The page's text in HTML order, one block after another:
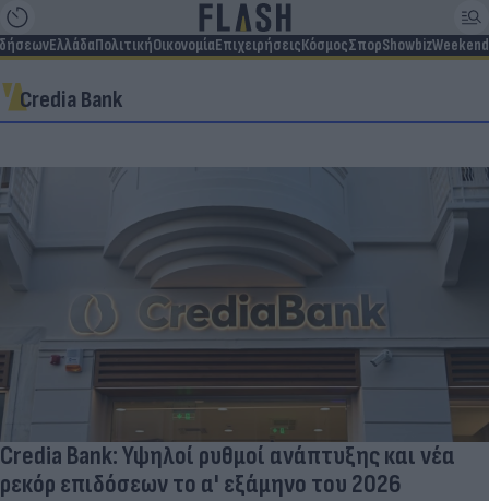
ΕλλάδαΠολιτικήΟικονομίαΕπιχειρήσειςΚόσμοςΣπορShowbizWeekend
Credia Bank
Credia Bank: Υψηλοί ρυθμοί ανάπτυξης και νέα
ρεκόρ επιδόσεων το α' εξάμηνο του 2026